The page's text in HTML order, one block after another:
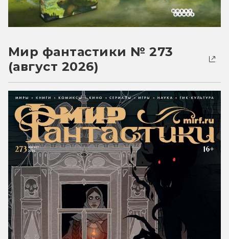
Мир фантастики № 273
(август 2026)